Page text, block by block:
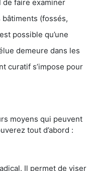
de faire examiner
(fossés,
possible qu’une
demeure dans les
curatif s’impose pour
moyens qui peuvent
tout d’abord :
Il permet de viser